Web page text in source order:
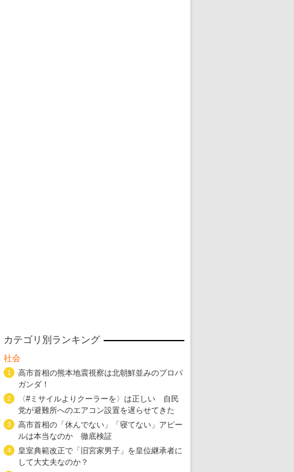
特集2 東京五輪強行開催特別企画 大ウソだら
・ 五輪入場行進にすぎやまこういちの曲、杉田水脈の
・
・ 五輪サッカー・久保建英が南アの陽性者に「僕らに損ではない
カテゴリ別ランキング
社会
1
高市首相の熊本地震視察は北朝鮮並みのプロパ
ガンダ！
2
〈#ミサイルよりクーラーを〉は正しい 自民
党が避難所へのエアコン設置を遅らせてきた
3
高市首相の「休んでない」「寝てない」アピー
ルは本当なのか 徹底検証
4
皇室典範改正で「旧宮家男子」を皇位継承者に
して大丈夫なのか？